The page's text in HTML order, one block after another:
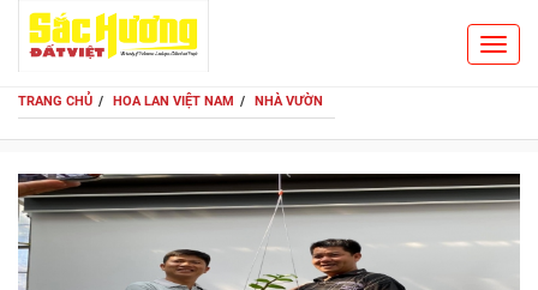
TRANG CHỦ HOA LAN VIỆT NAM NHÀ VƯỜN